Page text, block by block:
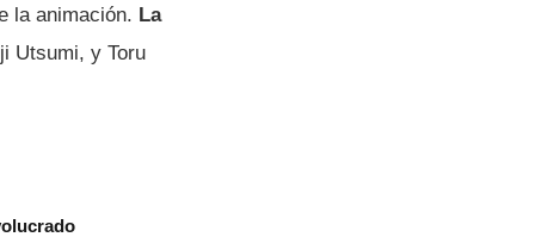
la animación. La
Utsumi, y Toru